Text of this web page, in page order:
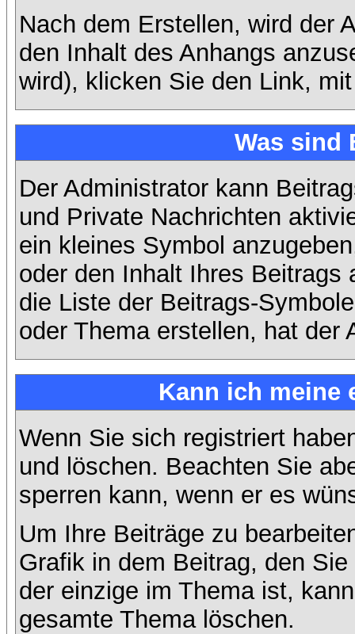
Nach dem Erstellen, wird der
den Inhalt des Anhangs
wird), klicken Sie den Link,
Was sind
Der Administrator kann
und Private Nachrichten
ein kleines Symbol
oder den Inhalt Ihres
die Liste der Beitrags-
oder Thema erstellen, hat der
Kann ich meine
Wenn Sie sich registriert
und löschen. Beachten Sie
sperren kann, wenn er es
Um Ihre Beiträge zu
Grafik in dem Beitrag, den
der einzige im Thema ist,
gesamte Thema löschen.